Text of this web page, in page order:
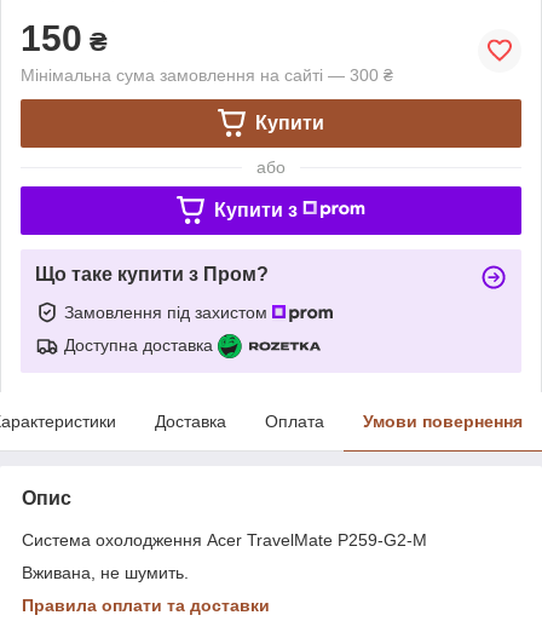
150 ₴
Мінімальна сума замовлення на сайті — 300 ₴
Купити
або
Купити з
Що таке купити з Пром?
Замовлення під захистом
Доступна доставка
Доставка Оплата Умови повернення
Опис
Система охолодження Acer TravelMate P259-G2-M
Вживана, не шумить.
Правила оплати та доставки